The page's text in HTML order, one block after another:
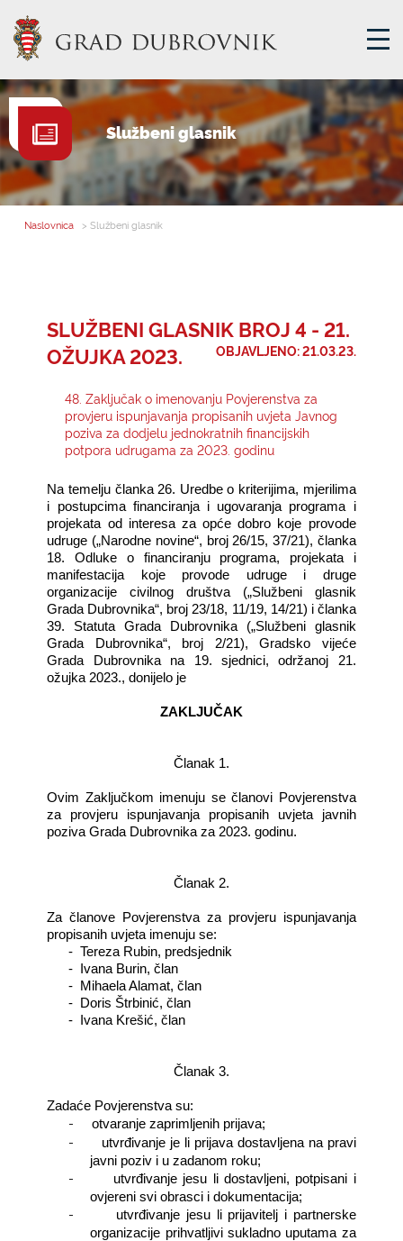
GRADSKA UPRAVA
GRADONAČELNIK
MJESNA SAMOUPRAVA
E-USLUGE
KONTAKTI
Službeni glasnik
Naslovnica > Službeni glasnik
SLUŽBENI GLASNIK BROJ 4 - 21.
OŽUJKA 2023.
OBJAVLJENO: 21.03.23.
48. Zaključak o imenovanju Povjerenstva za
provjeru ispunjavanja propisanih uvjeta Javnog
poziva za dodjelu jednokratnih financijskih
potpora udrugama za 2023. godinu
Na temelju članka 26. Uredbe o kriterijima, mjerilima
i postupcima financiranja i ugovaranja programa i
projekata od interesa za opće dobro koje provode
udruge („Narodne novine“, broj 26/15, 37/21), članka
18. Odluke o financiranju programa, projekata i
manifestacija koje provode udruge i druge
organizacije civilnog društva („Službeni glasnik
Grada Dubrovnika“, broj 23/18, 11/19, 14/21) i članka
39. Statuta Grada Dubrovnika („Službeni glasnik
Grada Dubrovnika“, broj 2/21), Gradsko vijeće
Grada Dubrovnika na 19. sjednici, održanoj 21.
ožujka 2023., donijelo je
ZAKLJUČAK
Članak 1.
Ovim Zaključkom imenuju se članovi Povjerenstva
za provjeru ispunjavanja propisanih uvjeta javnih
poziva Grada Dubrovnika za 2023. godinu.
Članak 2.
Za članove Povjerenstva za provjeru ispunjavanja
propisanih uvjeta imenuju se:
- Tereza Rubin, predsjednik
-
Ivana Burin, član
-
Mihaela Alamat, član
-
Doris Štrbinić, član
-
Ivana Krešić, član
Članak 3.
Zadaće Povjerenstva su:
- otvaranje zaprimljenih prijava;
-
utvrđivanje je li prijava dostavljena na pravi
javni poziv i u zadanom roku;
-
utvrđivanje jesu li dostavljeni, potpisani i
ovjereni svi obrasci i dokumentacija;
-
utvrđivanje jesu li prijavitelj i partnerske
organizacije prihvatljivi sukladno uputama za